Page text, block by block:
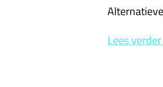
Lees verder